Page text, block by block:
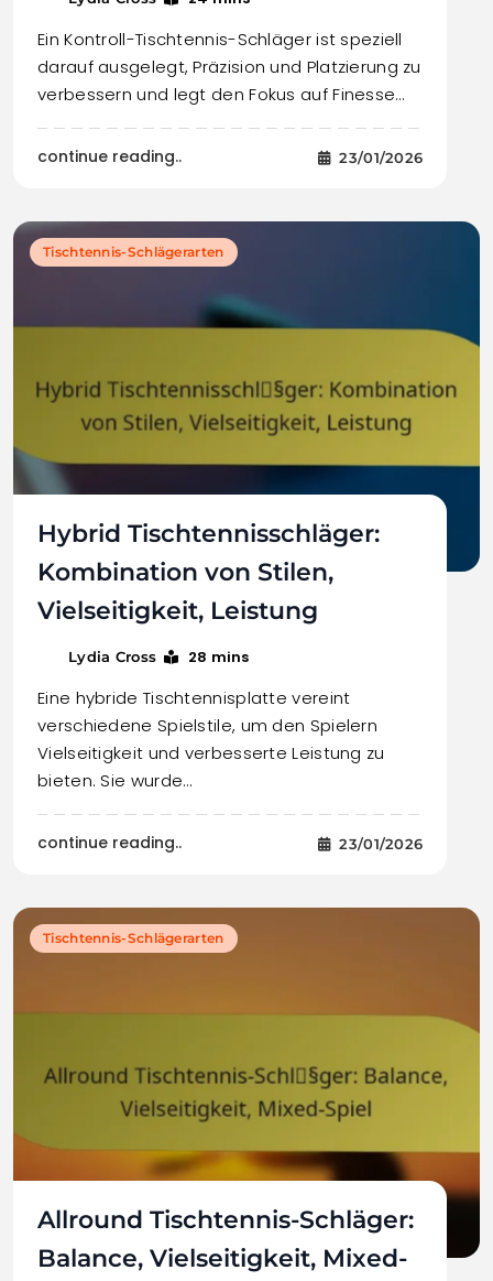
Ein Kontroll-Tischtennis-Schläger ist speziell
darauf ausgelegt, Präzision und Platzierung zu
verbessern und legt den Fokus auf Finesse…
continue reading.. 23/01/2026
Tischtennis-Schlägerarten
Hybrid Tischtennisschläger:
Kombination von Stilen,
Vielseitigkeit, Leistung
Lydia Cross 28 mins
Eine hybride Tischtennisplatte vereint
verschiedene Spielstile, um den Spielern
Vielseitigkeit und verbesserte Leistung zu
bieten. Sie wurde…
continue reading.. 23/01/2026
Tischtennis-Schlägerarten
Allround Tischtennis-Schläger:
Balance, Vielseitigkeit, Mixed-